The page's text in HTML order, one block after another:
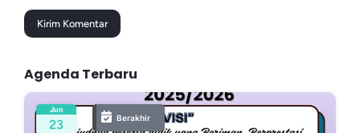
Agenda Terbaru
Jun
23 Berakhir